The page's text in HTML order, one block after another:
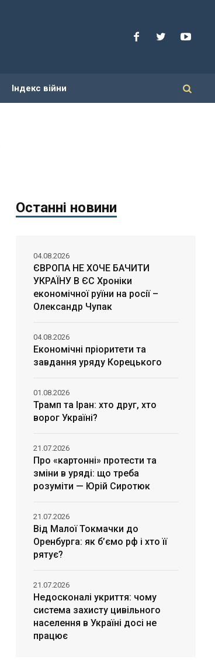
Індекс війни
Останні новини
ЄВРОПА НЕ ХОЧЕ БАЧИТИ
УКРАЇНУ В ЄС Хроніки
економічної руїни на росії –
Олександр Чупак
04.08.2026
Економічні пріоритети та
завдання уряду Корецького
04.08.2026
Трамп та Іран: хто друг, хто
ворог Україні?
01.08.2026
Про «картонні» протести та
зміни в уряді: що треба
розуміти — Юрій Сиротюк
21.07.2026
Від Малої Токмачки до
Оренбурга: як б’ємо рф і хто її
рятує?
21.07.2026
Недосконалі укриття: чому
система захисту цивільного
населення в Україні досі не
працює
21.07.2026